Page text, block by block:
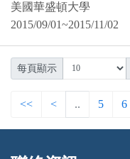
美國華盛頓大學
2015/09/01~2015/11/02
每頁顯示
<< < .. 5 6